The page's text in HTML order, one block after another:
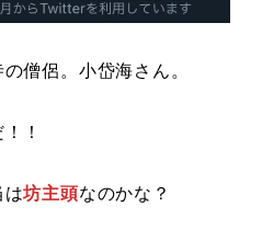
僧侶。小岱海さん。
！
は坊主頭なのかな？